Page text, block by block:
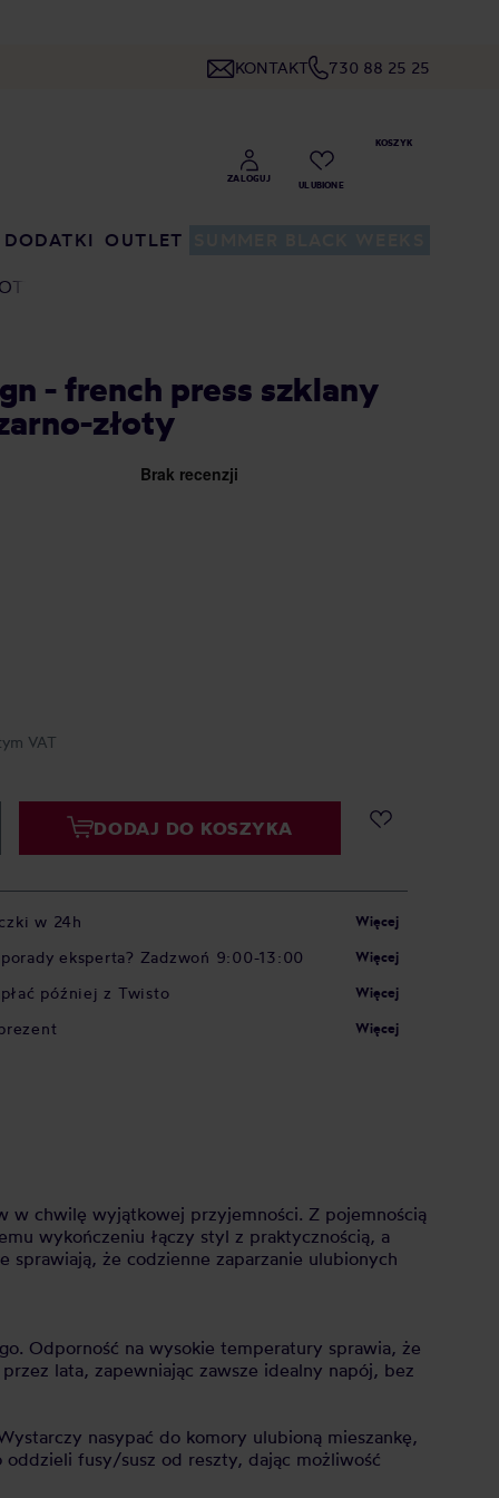
KONTAKT 730 88 25 25
DODATKI OUTLET
- french press szklany
złoty
VAT
DODAJ DO KOSZYKA
w 24h Więcej
eksperta? Zadzwoń 9:00-13:00 Więcej
później z Twisto Więcej
Więcej
w chwilę wyjątkowej przyjemności. Z pojemnością
wykończeniu łączy styl z praktycznością, a
że codzienne zaparzanie ulubionych
Odporność na wysokie temperatury sprawia, że
lata, zapewniając zawsze idealny napój, bez
nasypać do komory ulubioną mieszankę,
fusy/susz od reszty, dając możliwość